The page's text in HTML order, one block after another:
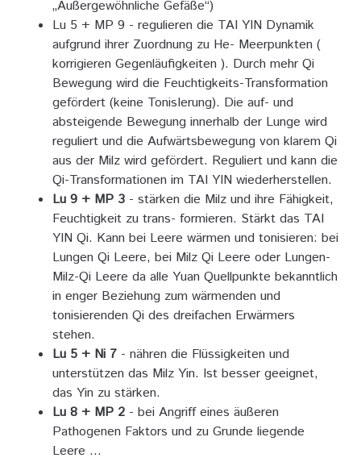
„Außergewöhnliche Gefäße“)
Lu 5 + MP 9 - regulieren die TAI YIN Dynamik
aufgrund ihrer Zuordnung zu He- Meerpunkten (
korrigieren Gegenläufigkeiten ). Durch mehr Qi
Bewegung wird die Feuchtigkeits-Transformation
gefördert (keine TonisIerung). Die auf- und
absteigende Bewegung innerhalb der Lunge wird
reguliert und die Aufwärtsbewegung von klarem Qi
aus der Milz wird gefördert. Reguliert und kann die
Qi-Transformationen im TAI YIN wiederherstellen.
Lu 9 + MP 3 - stärken die Milz und ihre Fähigkeit,
Feuchtigkeit zu trans- formieren. Stärkt das TAI
YIN Qi. Kann bei Leere wärmen und tonisieren: bei
Lungen Qi Leere, bei Milz Qi Leere oder Lungen-
Milz-Qi Leere da alle Yuan Quellpunkte bekanntlich
in enger Beziehung zum wärmenden und
tonisierenden Qi des dreifachen Erwärmers
stehen.
Lu 5 + Ni 7 - nähren die Flüssigkeiten und
unterstützen das Milz Yin. Ist besser geeignet,
das Yin zu stärken.
Lu 8 + MP 2 - bei Angriff eines äußeren
Pathogenen Faktors und zu Grunde liegende
Leere ...